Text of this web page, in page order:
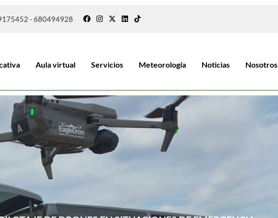
- 680494928
Aula virtual Servicios Meteorología Noticias Nosotros